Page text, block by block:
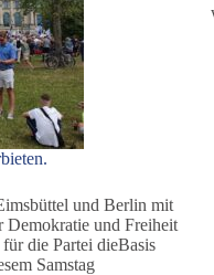
und Berlin mit
und Freiheit
die Partei dieBasis
Samstag